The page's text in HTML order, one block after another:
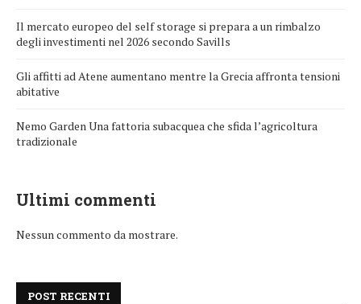
Il mercato europeo del self storage si prepara a un rimbalzo
degli investimenti nel 2026 secondo Savills
Gli affitti ad Atene aumentano mentre la Grecia affronta tensioni
abitative
Nemo Garden Una fattoria subacquea che sfida l’agricoltura
tradizionale
Ultimi commenti
Nessun commento da mostrare.
POST RECENTI